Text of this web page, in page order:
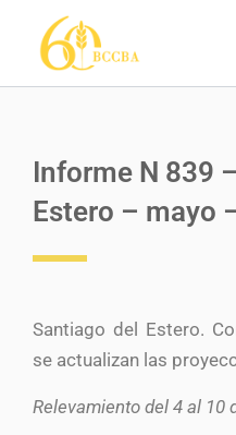
contenido
Informe N 839
Estero – mayo
Santiago del Estero.
se actualizan las
Relevamiento del 4 al 10